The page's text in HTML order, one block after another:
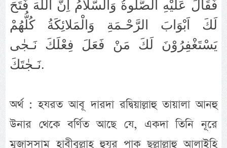
فَقَالَ عَلَيْهِ الصَّلٰوةُ وَالسَّلامُ اِنَّ اللهَ فَتَحَ
لَكَ اَبْوَابَ الرَّحْـمَةِ وَالْمَلائِكَةُ كُلُّهُمْ
يَسْتَغْفِرُوْنَ لَكَ مَنْ فَعَلَ فِعْلَكَ نَـجٰى
نَـجٰتَكَ.
অর্থ : হযরত আবূ দারদা রদ্বিয়াল্লাহু তায়ালা আনহু
উনার থেকে বর্ণিত আছে যে, একদা তিনি নূরে
মুজাসসাম হাবীবুল্লাহ হুযূর পাক ছল্লাল্লাহু আলাইহি